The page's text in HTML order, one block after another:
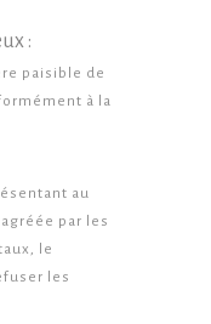
:
paisible de
à la
au
par les
le
les